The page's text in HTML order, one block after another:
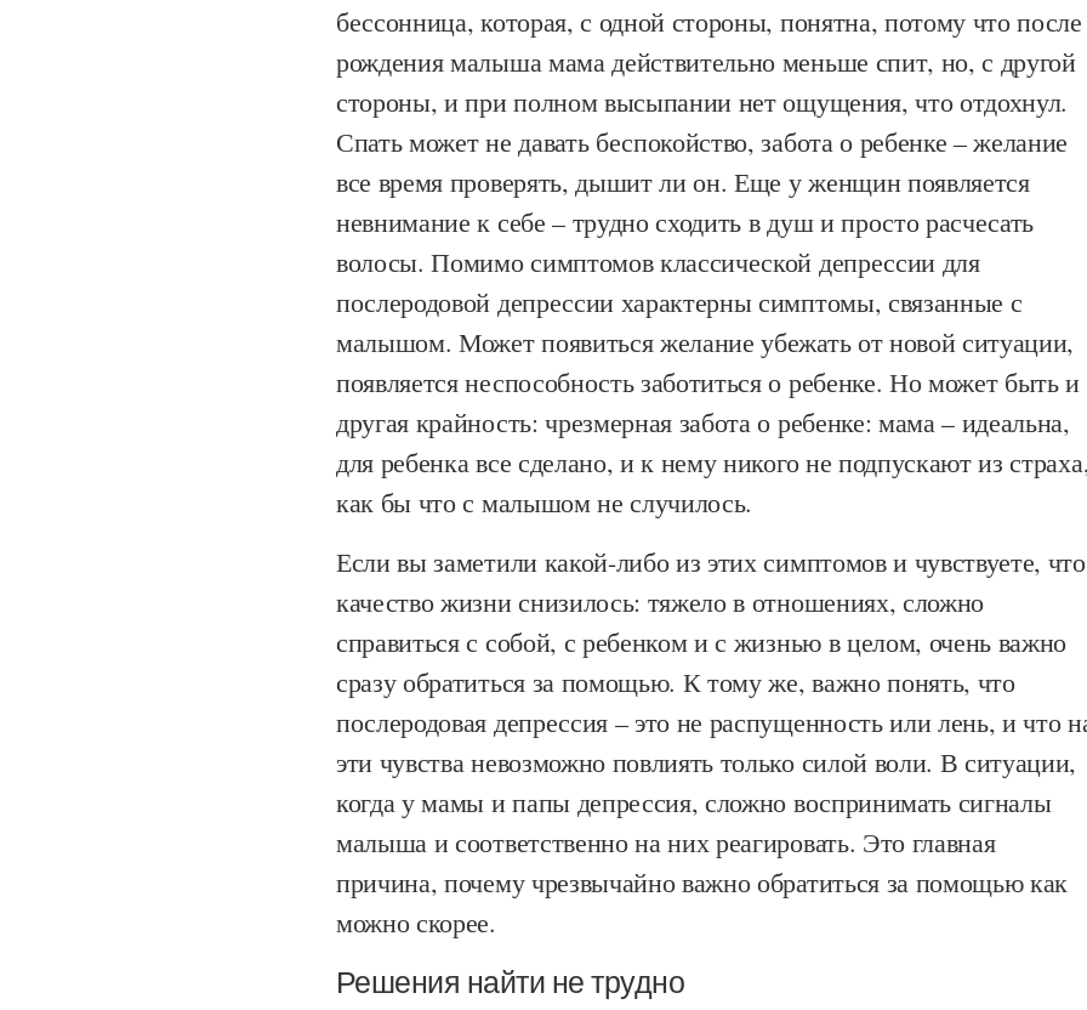
бессонница, которая, с одной стороны, понятна, потому что после
рождения малыша мама действительно меньше спит, но, с другой
стороны, и при полном высыпании нет ощущения, что отдохнул.
Спать может не давать беспокойство, забота о ребенке – желание
все время проверять, дышит ли он. Еще у женщин появляется
невнимание к себе – трудно сходить в душ и просто расчесать
волосы. Помимо симптомов классической депрессии для
послеродовой депрессии характерны симптомы, связанные с
малышом. Может появиться желание убежать от новой ситуации,
появляется неспособность заботиться о ребенке. Но может быть и
другая крайность: чрезмерная забота о ребенке: мама – идеальна,
для ребенка все сделано, и к нему никого не подпускают из
как бы что с малышом не случилось.
Если вы заметили какой-либо из этих симптомов и чувствуете, что
качество жизни снизилось: тяжело в отношениях, сложно
справиться с собой, с ребенком и с жизнью в целом, очень важно
сразу обратиться за помощью. К тому же, важно понять, что
послеродовая депрессия – это не распущенность или лень, и что
эти чувства невозможно повлиять только силой воли. В ситуации,
когда у мамы и папы депрессия, сложно воспринимать сигналы
малыша и соответственно на них реагировать. Это главная
причина, почему чрезвычайно важно обратиться за помощью как
можно скорее.
Решения найти не трудно